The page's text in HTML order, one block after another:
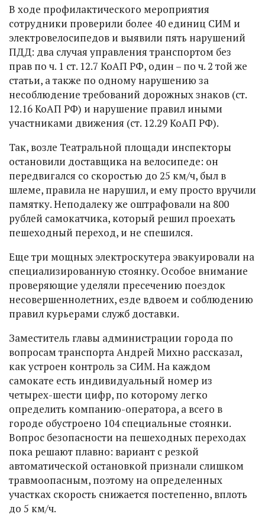
В ходе профилактического мероприятия
сотрудники проверили более 40 единиц СИМ и
электровелосипедов и выявили пять нарушений
ПДД: два случая управления транспортом без
прав по ч. 1 ст. 12.7 КоАП РФ, один – по ч. 2 той же
статьи, а также по одному нарушению за
несоблюдение требований дорожных знаков (ст.
12.16 КоАП РФ) и нарушение правил иными
участниками движения (ст. 12.29 КоАП РФ).
Так, возле Театральной площади инспекторы
остановили доставщика на велосипеде: он
передвигался со скоростью до 25 км/ч, был в
шлеме, правила не нарушил, и ему просто вручили
памятку. Неподалеку же оштрафовали на 800
рублей самокатчика, который решил проехать
пешеходный переход, и не спешился.
Еще три мощных электроскутера эвакуировали на
специализированную стоянку. Особое внимание
проверяющие уделяли пресечению поездок
несовершеннолетних, езде вдвоем и соблюдению
правил курьерами служб доставки.
Заместитель главы администрации города по
вопросам транспорта Андрей Михно рассказал,
как устроен контроль за СИМ. На каждом
самокате есть индивидуальный номер из
четырех-шести цифр, по которому легко
определить компанию-оператора, а всего в
городе обустроено 104 специальные стоянки.
Вопрос безопасности на пешеходных переходах
пока решают плавно: вариант с резкой
автоматической остановкой признали слишком
травмоопасным, поэтому на определенных
участках скорость снижается постепенно, вплоть
до 5 км/ч.